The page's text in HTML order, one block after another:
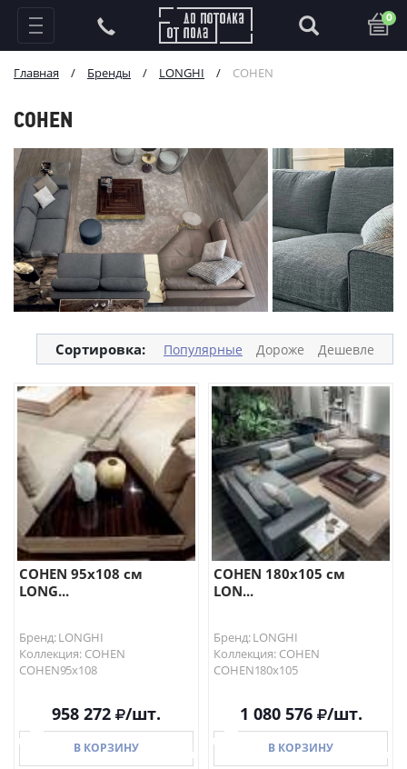
0
Главная / Бренды / LONGHI / COHEN
COHEN
Сортировка: Популярные Дороже Дешевле
COHEN 95х108 см
LONG...
Бренд: LONGHI
Коллекция: COHEN
COHEN95х108
958 272 /шт.
В КОРЗИНУ
COHEN 180х105 см
LON...
Бренд: LONGHI
Коллекция: COHEN
COHEN180х105
1 080 576 /шт.
В КОРЗИНУ